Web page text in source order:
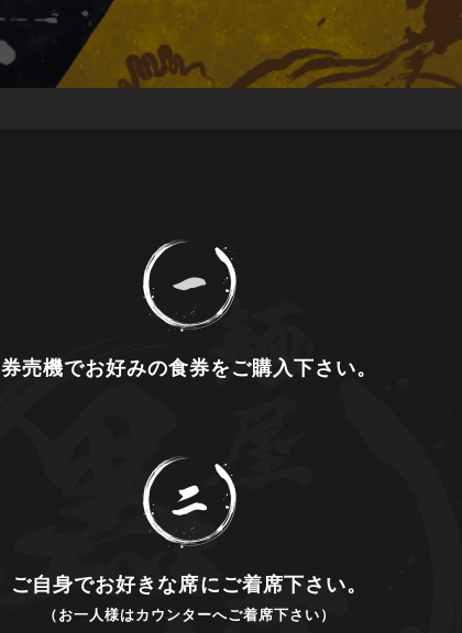
券売機でお好みの食券をご購入下さい。
ご自身でお好きな席にご着席下さい。
（お一人様はカウンターへご着席下さい）